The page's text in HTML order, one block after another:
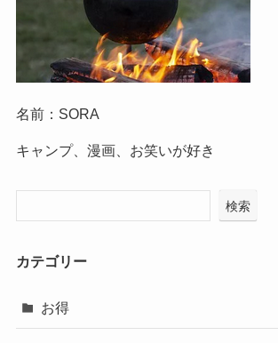
名前：SORA
キャンプ、漫画、お笑いが好き
検索
カテゴリー
お得